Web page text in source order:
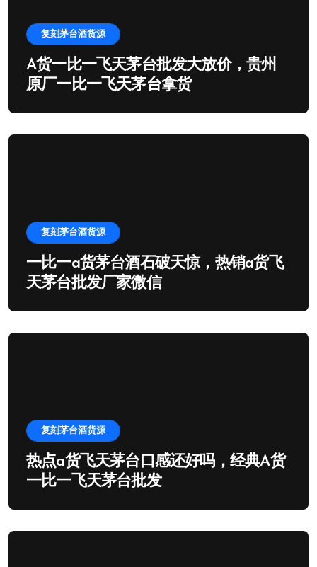
复刻茅台酒货源
A货一比一飞天茅台批发大放价，贵州
原厂一比一飞天茅台拿货
复刻茅台酒货源
一比一a货茅台酒石破天惊，热销a货飞
天茅台批发厂家微信
复刻茅台酒货源
热点a货飞天茅台口感还好吗，经典A货
一比一飞天茅台批发